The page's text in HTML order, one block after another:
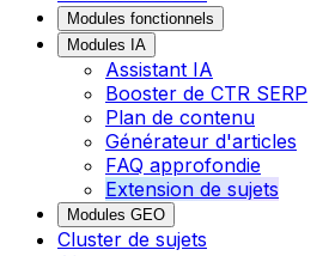
Modules fonctionnels
Modules IA
Assistant IA
Booster de CTR SERP
Plan de contenu
Générateur d'articles
FAQ approfondie
Extension de sujets
Modules GEO
Cluster de sujets